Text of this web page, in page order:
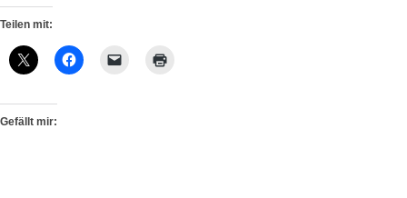
Teilen mit:
Gefällt mir: